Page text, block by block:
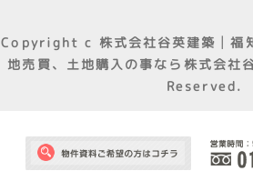
Copyright c 株式会社谷英建築│福
地売買、土地購入の事なら株式会社
Reserved.